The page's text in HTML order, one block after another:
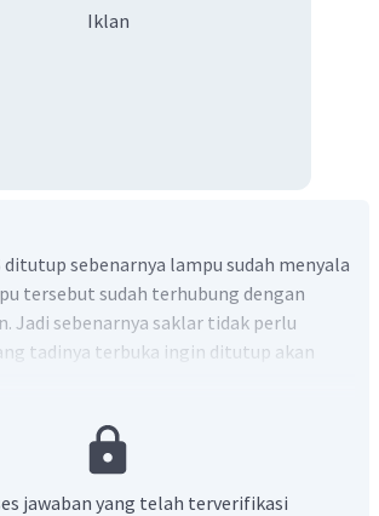
Iklan
ditutup sebenarnya lampu sudah menyala
tersebut sudah terhubung dengan
Jadi sebenarnya saklar tidak perlu
tadinya terbuka ingin ditutup akan
jawaban yang telah terverifikasi